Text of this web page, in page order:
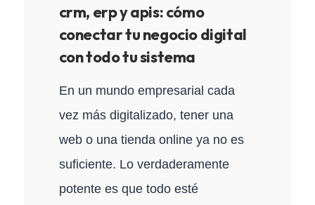
crm, erp y apis: cómo
conectar tu negocio digital
con todo tu sistema
En un mundo empresarial cada
vez más digitalizado, tener una
web o una tienda online ya no es
suficiente. Lo verdaderamente
potente es que todo esté